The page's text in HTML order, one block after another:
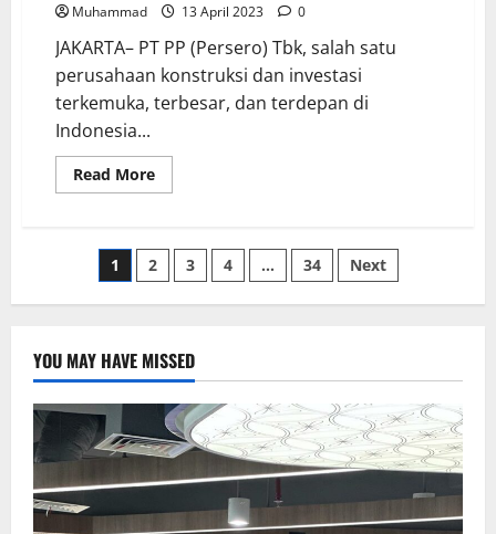
Muhammad 13 April 2023 0
JAKARTA– PT PP (Persero) Tbk, salah satu
perusahaan konstruksi dan investasi
terkemuka, terbesar, dan terdepan di
Indonesia...
Read More
1 2 3 4 … 34 Next
YOU MAY HAVE MISSED